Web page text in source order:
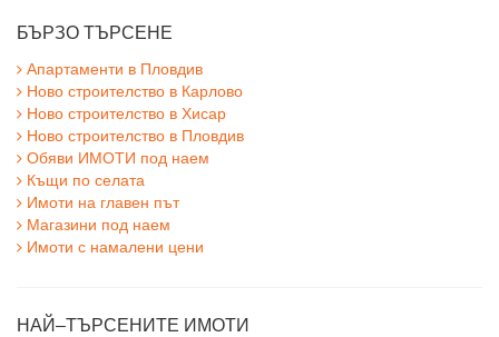
БЪРЗО ТЪРСЕНЕ
Апартаменти в Пловдив
Ново строителство в Карлово
Ново строителство в Хисар
Ново строителство в Пловдив
Обяви ИМОТИ под наем
Къщи по селата
Имоти на главен път
Магазини под наем
Имоти с намалени цени
НАЙ–ТЪРСЕНИТЕ ИМОТИ